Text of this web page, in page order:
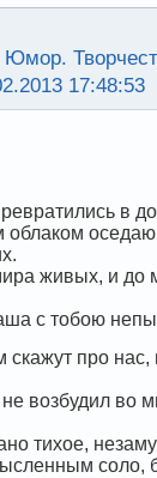
17:48:53
в
облаком
живых, и до
с тобою
скажут про нас,
возбудил во
тихое,
соло,